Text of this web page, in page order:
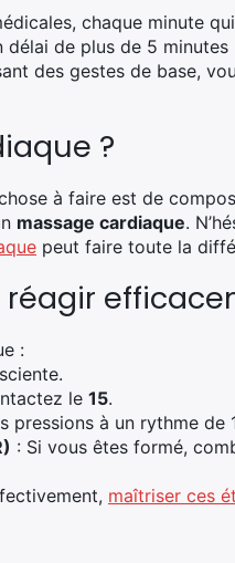
chaque minute
de plus de 5
des gestes de base,
?
à faire est de
massage cardiaque.
peut faire toute la
:
le 15.
pressions à un rythme de
: Si vous êtes formé,
maîtriser ces